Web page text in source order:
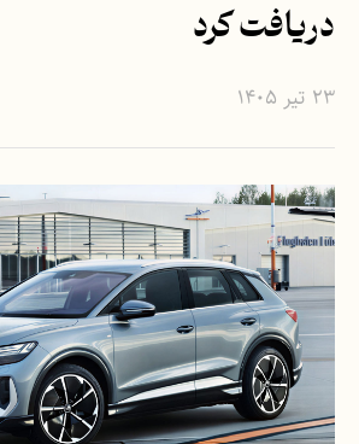
دریافت کرد
۲۳ تیر ۱۴۰۵